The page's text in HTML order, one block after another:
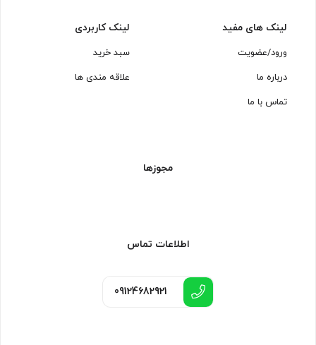
لینک های مفید
ورود/عضویت
درباره ما
تماس با ما
لینک کاربردی
سبد خرید
علاقه مندی ها
مجوزها
اطلاعات تماس
09124682921